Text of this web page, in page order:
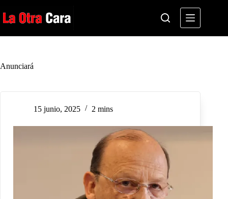
al
contenido
Anunciará
15 junio, 2025 2 mins